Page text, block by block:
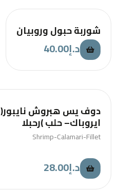
شوربة حبول وروبيان
د.إ40.00
ايروباك– حلب )رحبلا
Shrimp-Calamari-Fillet
د.إ28.00